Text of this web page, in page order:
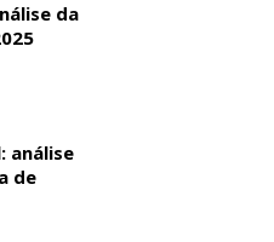
da
análise
de